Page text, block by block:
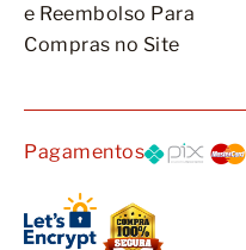
e Reembolso Para
Compras no Site
Pagamentos